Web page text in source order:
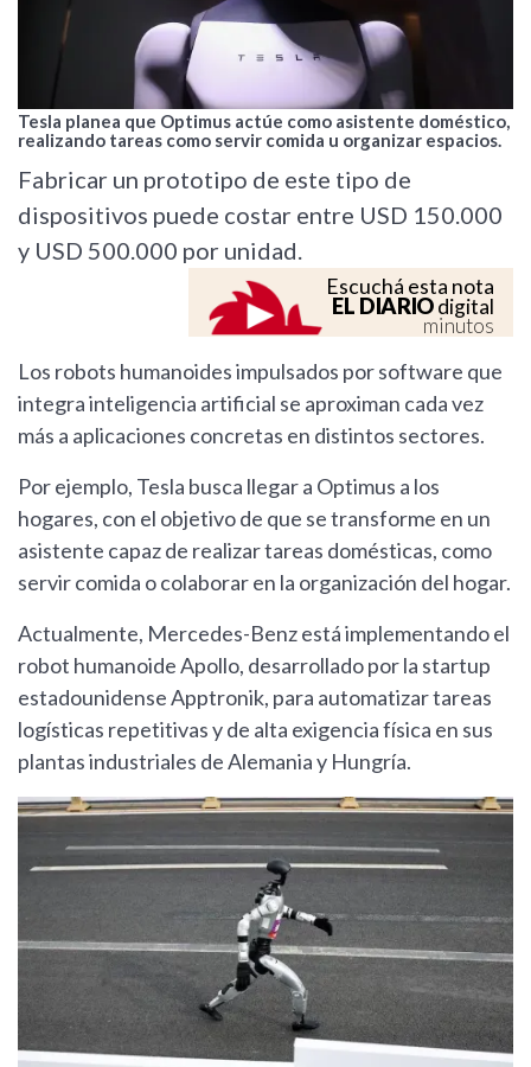
Tesla planea que Optimus actúe como asistente doméstico,
realizando tareas como servir comida u organizar espacios.
Fabricar un prototipo de este tipo de
dispositivos puede costar entre USD 150.000
y USD 500.000 por unidad.
Escuchá esta nota
EL DIARIOdigital
minutos
Los robots humanoides impulsados por software que
integra inteligencia artificial se aproximan cada vez
más a aplicaciones concretas en distintos sectores.
Por ejemplo, Tesla busca llegar a Optimus a los
hogares, con el objetivo de que se transforme en un
asistente capaz de realizar tareas domésticas, como
servir comida o colaborar en la organización del hogar.
Actualmente, Mercedes-Benz está implementando el
robot humanoide Apollo, desarrollado por la startup
estadounidense Apptronik, para automatizar tareas
logísticas repetitivas y de alta exigencia física en sus
plantas industriales de Alemania y Hungría.